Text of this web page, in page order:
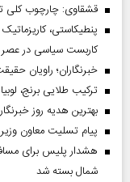
قشقاوی: چارچوب
پنطیکاستی،
کاربست سیاسی در
خبرنگاران؛ راویان
ترکیب طلایی برنج،
بهترین هدیه روز خبرنگار
پیام تسلیت معاون
هشدار پلیس برای
شمال بسته شد